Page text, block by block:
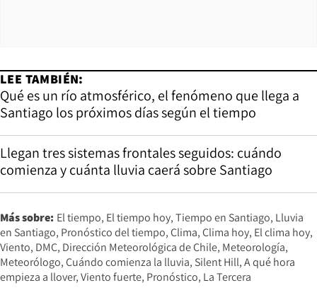
LEE TAMBIÉN:
Qué es un río atmosférico, el fenómeno que llega a
Santiago los próximos días según el tiempo
Llegan tres sistemas frontales seguidos: cuándo
comienza y cuánta lluvia caerá sobre Santiago
Más sobre: El tiempo El tiempo hoy Tiempo en Santiago Lluvia
en Santiago Pronóstico del tiempo Clima Clima hoy El clima hoy
Viento DMC Dirección Meteorológica de Chile Meteorología
Meteorólogo Cuándo comienza la lluvia Silent Hill A qué hora
empieza a llover Viento fuerte Pronóstico La Tercera